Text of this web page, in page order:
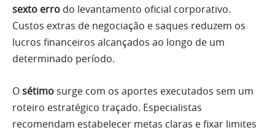
sexto erro do levantamento oficial corporativo.
Custos extras de negociação e saques reduzem os
lucros financeiros alcançados ao longo de um
determinado período.
Osétimo surge com os aportes executados sem um
roteiro estratégico traçado. Especialistas
recomendam estabelecer metas claras e fixar limites